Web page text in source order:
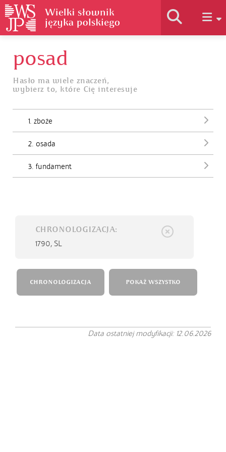
Jak korzystać
posad
Hasło ma wiele znaczeń,
wybierz to, które Cię interesuje
1. zboże
2. osada
3. fundament
CHRONOLOGIZACJA:
1790, SL
CHRONOLOGIZACJA POKAŻ WSZYSTKO
Data ostatniej modyfikacji: 12.06.2026